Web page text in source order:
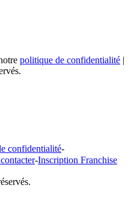
politique de confidentialité |
confidentialité-
-Inscription Franchise